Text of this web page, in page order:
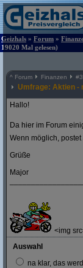
Geizhals » Forum »
19020 Mal gelesen)
^ Forum Finanzen #
Umfrage: Aktien -
Hallo!
Da hier im Forum
Wenn möglich,
Grüße
Major
<img
Auswahl
na klar, das